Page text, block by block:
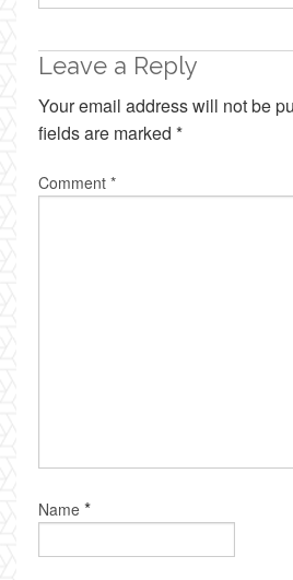
Leave a Reply
Your email address will not be
fields are marked *
Comment *
Name *